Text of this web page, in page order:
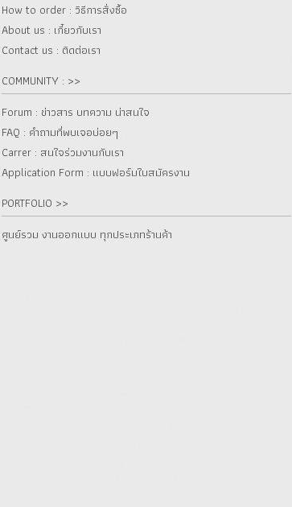
How to order : วิธีการสั่งซื้อ
About us : เกี๋ยวกับเรา
Contact us : ติดต่อเรา
COMMUNITY : >>
Forum : ข่าวสาร บทความ น่าสนใจ
FAQ : คำถามที่พบเจอบ่อยๆ
Carrer : สนใจร่วมงานกับเรา
Application Form : แบบฟอร์มใบสมัครงาน
PORTFOLIO >>
ศูนย์รวม งานออกแบบ ทุกประเภทร้านค้า